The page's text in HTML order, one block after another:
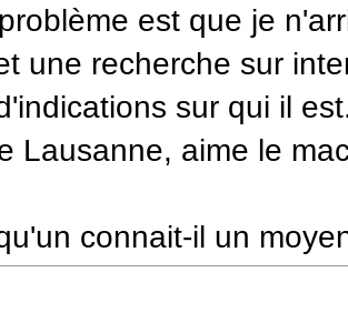
est que je
une recherche sur
sur qui il
Lausanne, aime le
connait-il un